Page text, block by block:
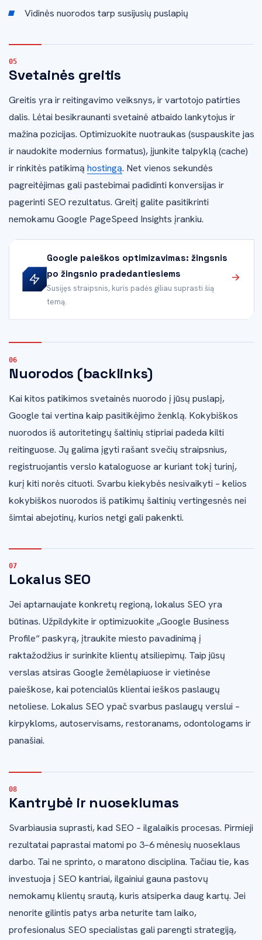
Vidinės nuorodos tarp susijusių puslapių
Svetainės greitis
Greitis yra ir reitingavimo veiksnys, ir vartotojo patirties
dalis. Lėtai besikraunanti svetainė atbaido lankytojus ir
mažina pozicijas. Optimizuokite nuotraukas (suspauskite jas
ir naudokite modernius formatus), įjunkite talpyklą (cache)
ir rinkitės patikimą hostingą. Net vienos sekundės
pagreitėjimas gali pastebimai padidinti konversijas ir
pagerinti SEO rezultatus. Greitį galite pasitikrinti
nemokamu Google PageSpeed Insights įrankiu.
Google paieškos optimizavimas: žingsnis
po žingsnio pradedantiesiems
Susijęs straipsnis, kuris padės giliau suprasti šią
temą.
Nuorodos (backlinks)
Kai kitos patikimos svetainės nuorodo į jūsų puslapį,
Google tai vertina kaip pasitikėjimo ženklą. Kokybiškos
nuorodos iš autoritetingų šaltinių stipriai padeda kilti
reitinguose. Jų galima įgyti rašant svečių straipsnius,
registruojantis verslo kataloguose ar kuriant tokį turinį,
kurį kiti norės cituoti. Svarbu kiekybės nesivaikyti – kelios
kokybiškos nuorodos iš patikimų šaltinių vertingesnės nei
šimtai abejotinų, kurios netgi gali pakenkti.
Lokalus SEO
Jei aptarnaujate konkretų regioną, lokalus SEO yra
būtinas. Užpildykite ir optimizuokite „Google Business
Profile“ paskyrą, įtraukite miesto pavadinimą į
raktažodžius ir surinkite klientų atsiliepimų. Taip jūsų
verslas atsiras Google žemėlapiuose ir vietinėse
paieškose, kai potencialūs klientai ieškos paslaugų
netoliese. Lokalus SEO ypač svarbus paslaugų verslui –
kirpykloms, autoservisams, restoranams, odontologams ir
panašiai.
Kantrybė ir nuoseklumas
Svarbiausia suprasti, kad SEO – ilgalaikis procesas. Pirmieji
rezultatai paprastai matomi po 3–6 mėnesių nuoseklaus
darbo. Tai ne sprinto, o maratono disciplina. Tačiau tie, kas
investuoja į SEO kantriai, ilgainiui gauna pastovų
nemokamų klientų srautą, kuris atsiperka daug kartų. Jei
nenorite gilintis patys arba neturite tam laiko,
profesionalus SEO specialistas gali parengti strategiją,